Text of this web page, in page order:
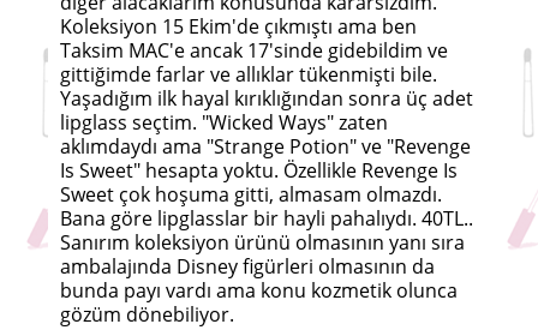
Koleksiyon 15 Ekim'de çıkmıştı ama ben
Taksim MAC'e ancak 17'sinde gidebildim ve
gittiğimde farlar ve allıklar tükenmişti bile.
Yaşadığım ilk hayal kırıklığından sonra üç adet
lipglass seçtim. "Wicked Ways" zaten
aklımdaydı ama "Strange Potion" ve "Revenge
Is Sweet" hesapta yoktu. Özellikle Revenge Is
Sweet çok hoşuma gitti, almasam olmazdı.
Bana göre lipglasslar bir hayli pahalıydı. 40TL..
Sanırım koleksiyon ürünü olmasının yanı sıra
ambalajında Disney figürleri olmasının da
bunda payı vardı ama konu kozmetik olunca
gözüm dönebiliyor.